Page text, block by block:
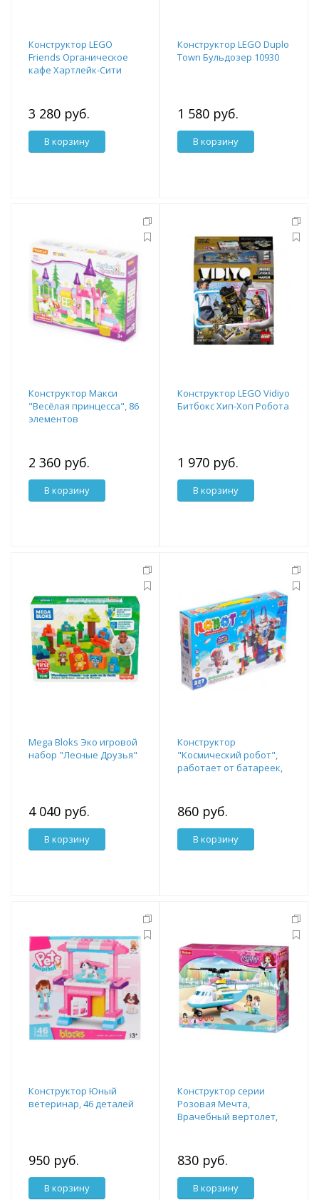
Конструктор LEGO
Friends Органическое
кафе Хартлейк-Сити
3 280 руб.
В корзину
Конструктор LEGO Duplo
Town Бульдозер 10930
1 580 руб.
В корзину
Конструктор Макси
"Весёлая принцесса", 86
элементов
2 360 руб.
В корзину
Конструктор LEGO Vidiyo
Битбокс Хип-Хоп Робота
1 970 руб.
В корзину
Mega Bloks Эко игровой
набор "Лесные Друзья"
4 040 руб.
В корзину
Конструктор
"Космический робот",
работает от батареек,
860 руб.
В корзину
Конструктор Юный
ветеринар, 46 деталей
950 руб.
В корзину
Конструктор серии
Розовая Мечта,
Врачебный вертолет,
830 руб.
В корзину